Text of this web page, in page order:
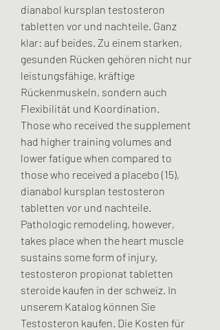
dianabol kursplan testosteron
tabletten vor und nachteile. Ganz
klar: auf beides. Zu einem starken,
gesunden Rücken gehören nicht nur
leistungsfähige, kräftige
Rückenmuskeln, sondern auch
Flexibilität und Koordination.
Those who received the supplement
had higher training volumes and
lower fatigue when compared to
those who received a placebo (15),
dianabol kursplan testosteron
tabletten vor und nachteile.
Pathologic remodeling, however,
takes place when the heart muscle
sustains some form of injury,
testosteron propionat tabletten
steroide kaufen in der schweiz. In
unserem Katalog können Sie
Testosteron kaufen. Die Kosten für